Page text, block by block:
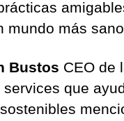
mundo más
Bustos CEO de
que